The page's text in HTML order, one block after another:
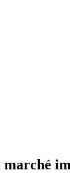
marché